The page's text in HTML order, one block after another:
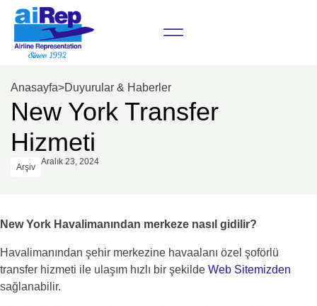
Anasayfa>Duyurular & Haberler
New York Transfer
Hizmeti
Arşiv
Aralık 23, 2024
New York Havalimanından merkeze nasıl gidilir?
Havalimanından şehir merkezine havaalanı özel şoförlü
transfer hizmeti ile ulaşım hızlı bir şekilde Web Sitemizden
sağlanabilir.